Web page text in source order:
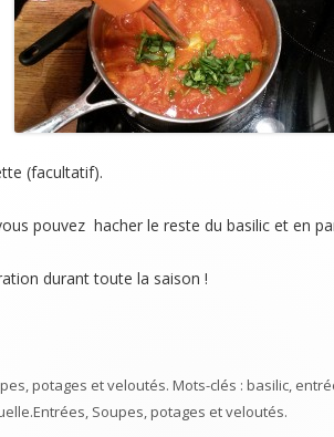
(facultatif).
pouvez hacher le reste du basilic et en
durant toute la saison !
potages et veloutés. Mots-clés : basilic,
.Entrées, Soupes, potages et veloutés.